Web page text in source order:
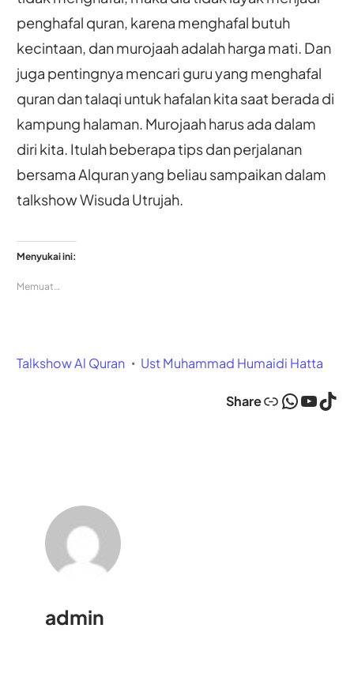
penghafal quran, karena menghafal butuh
kecintaan, dan murojaah adalah harga mati. Dan
juga pentingnya mencari guru yang menghafal
quran dan talaqi untuk hafalan kita saat berada di
kampung halaman. Murojaah harus ada dalam
diri kita. Itulah beberapa tips dan perjalanan
bersama Alquran yang beliau sampaikan dalam
talkshow Wisuda Utrujah.
Menyukai ini:
Memuat…
Talkshow Al Quran Ust Muhammad Humaidi Hatta
ShareLink WhatsApp YouTube TikTok
admin